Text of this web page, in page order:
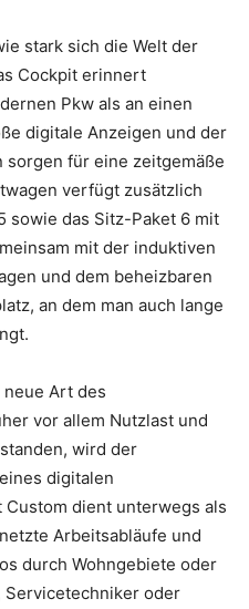
stark sich die Welt der
Cockpit erinnert
Pkw als an einen
digitale Anzeigen und der
für eine zeitgemäße
verfügt zusätzlich
sowie das Sitz-Paket 6 mit
mit der induktiven
und dem beheizbaren
an dem man auch lange
Art des
vor allem Nutzlast und
wird der
digitalen
dient unterwegs als
Arbeitsabläufe und
durch Wohngebiete oder
Servicetechniker oder